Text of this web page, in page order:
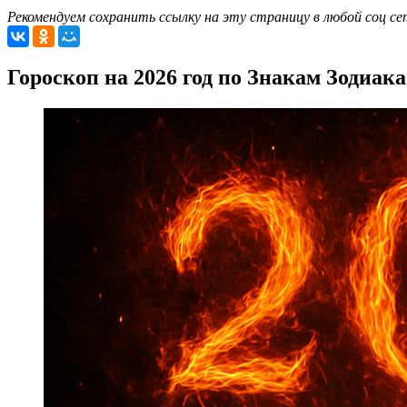
Рекомендуем сохранить ссылку на эту страницу в любой соц
Гороскоп на 2026 год по Знакам Зодиака